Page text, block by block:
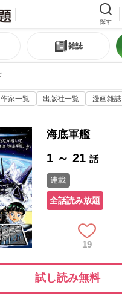
探す
雑誌
作家一覧 出版社一覧 漫画雑誌
海底軍艦
1 ～ 21話
連載
全話読み放題
19
試し読み無料